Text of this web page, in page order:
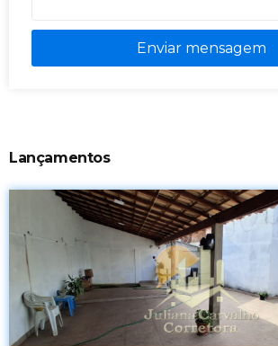
Enviar mensagem
Lançamentos